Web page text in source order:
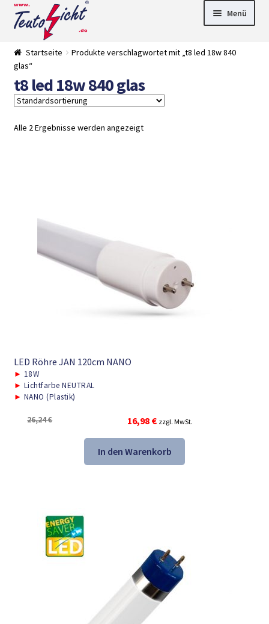
Zur
Navigation
springen
Springe
zum
Menü
► LED Panel
►
Startseite
Produkte verschlagwortet mit „t8 led 18w 840
glas“
t8 led 18w 840 glas
Alle 2 Ergebnisse werden angezeigt
LED Röhre JAN 120cm NANO
► 18W
► Lichtfarbe NEUTRAL
► NANO (Plastik)
26,24€
Ursprünglicher
Preis
war:
26,24 €
16,98 €Aktueller
Preis
ist:
16,98 €.
zzgl. MwSt.
In den Warenkorb